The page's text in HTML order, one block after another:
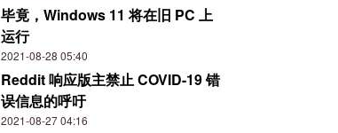
毕竟，Windows 11 将在旧 PC 上
运行
2021-08-28 05:40
Reddit 响应版主禁止 COVID-19 错
误信息的呼吁
2021-08-27 04:16